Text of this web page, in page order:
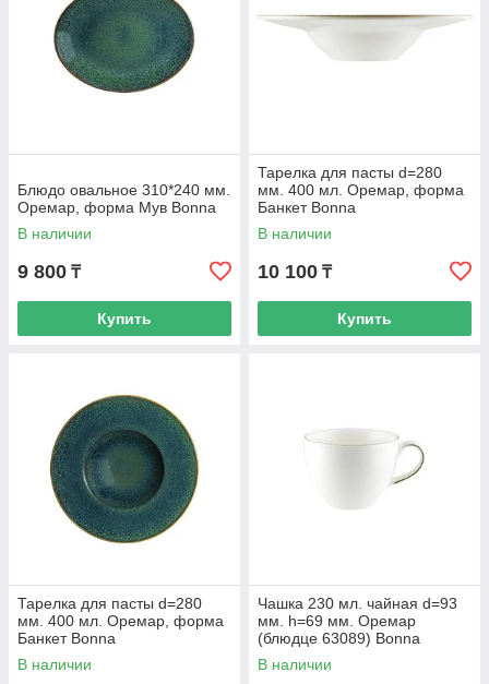
Блюдо овальное 310*240 мм.
Оремар, форма Мув Bonna
В наличии
9 800 ₸
Купить
Тарелка для пасты d=280
мм. 400 мл. Оремар, форма
Банкет Bonna
В наличии
10 100 ₸
Купить
Тарелка для пасты d=280
мм. 400 мл. Оремар, форма
Банкет Bonna
В наличии
Чашка 230 мл. чайная d=93
мм. h=69 мм. Оремар
(блюдце 63089) Bonna
В наличии